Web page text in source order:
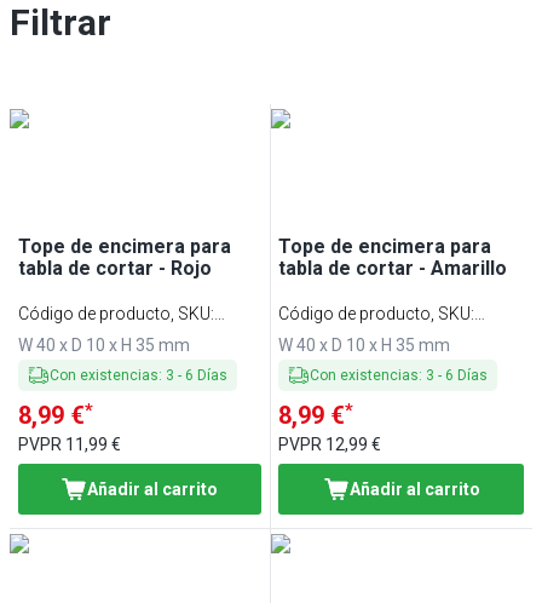
Filtrar
Tope de encimera para
tabla de cortar - Rojo
Código de producto, SKU:
SBSL40-RO
W 40 x D 10 x H 35 mm
Con existencias: 3 - 6 Días
8,99 €*
PVPR 11,99 €
Añadir al carrito
Tope de encimera para
tabla de cortar - Amarillo
Código de producto, SKU:
SBSL40-GE
W 40 x D 10 x H 35 mm
Con existencias: 3 - 6 Días
8,99 €*
PVPR 12,99 €
Añadir al carrito